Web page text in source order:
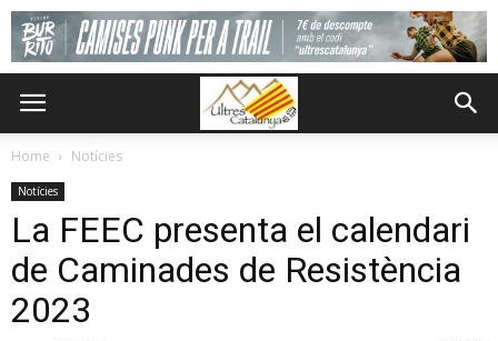
Home Notícies
Notícies
La FEEC presenta el calendari
de Caminades de Resistència
2023